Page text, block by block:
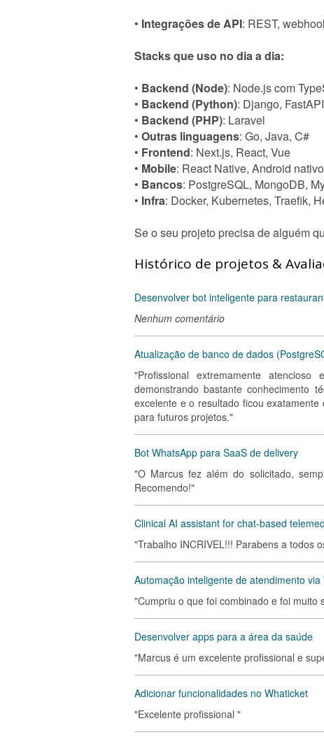
• Integrações de API: REST,
Stacks que uso no dia a dia:
• Backend (Node): Node.js com
• Backend (Python): Django, FastAPI
• Backend (PHP): Laravel
• Outras linguagens: Go, Java, C#
• Frontend: Next.js, React, Vue
• Mobile: React Native, Android
• Bancos: PostgreSQL, MongoDB,
• Infra: Docker, Kubernetes, Traefik,
Se o seu projeto precisa de alguém
Histórico de projetos &
Desenvolver bot inteligente para
Nenhum comentário
Atualização de banco de dados
"Profissional extremamente
demonstrando bastante conhecimento
excelente e o resultado ficou
para futuros projetos."
Bot WhatsApp para SaaS de delivery
"O Marcus fez além do solicitado,
Recomendo!"
Clinical AI assistant for chat-based
"Trabalho INCRIVEL!!! Parabens a todos
Automação inteligente de atendimento
"Cumpriu o que foi combinado e foi
Desenvolver apps para a área da saúde
"Marcus é um excelente profissional e
Adicionar funcionalidades no Whaticket
"Excelente profissional "